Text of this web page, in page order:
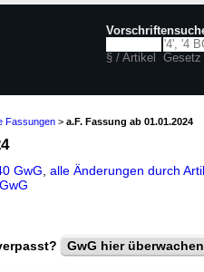
§ / Artikel Gesetz
Fassungen > a.F. Fassung ab 01.01.2024
GwG alle Änderungen durch
GwG hier